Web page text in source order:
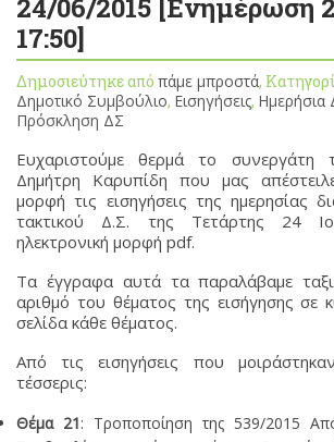
24/06/2015 [Ενημέρωση
17:50]
Δημοσιεύτηκε από πάμε μπροστά,
Δημοτικό Συμβούλιο, Εισηγήσεις, Ημερήσια
Πρόσκληση ΔΣ
Ευχαριστούμε θερμά το συνεργάτη
Δημήτρη Καρυπίδη που μας
μορφή τις εισηγήσεις της ημερησίας
τακτικού Δ.Σ. της Τετάρτης 24
ηλεκτρονική μορφή pdf.
Τα έγγραφα αυτά τα παραλάβαμε
αριθμό του θέματος της εισήγησης σε
σελίδα κάθε θέματος.
Από τις εισηγήσεις που
τέσσερις:
Θέμα 21: Τροποποίηση της 539/2015